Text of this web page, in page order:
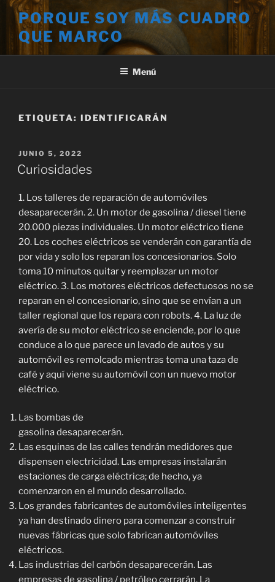
Saltar
contenido
PORQUE SOY MÁS CUADRO
QUE MARCO
Menú
ETIQUETA: IDENTIFICARÁN
PUBLICADO
EL
JUNIO 5, 2022
Curiosidades
1. Los talleres de reparación de automóviles
desaparecerán. 2. Un motor de gasolina / diesel tiene
20.000 piezas individuales. Un motor eléctrico tiene
20. Los coches eléctricos se venderán con garantía de
por vida y solo los reparan los concesionarios. Solo
toma 10 minutos quitar y reemplazar un motor
eléctrico. 3. Los motores eléctricos defectuosos no se
reparan en el concesionario, sino que se envían a un
taller regional que los repara con robots. 4. La luz de
avería de su motor eléctrico se enciende, por lo que
conduce a lo que parece un lavado de autos y su
automóvil es remolcado mientras toma una taza de
café y aquí viene su automóvil con un nuevo motor
eléctrico.
Las bombas de
gasolina desaparecerán.
Las esquinas de las calles tendrán medidores que
dispensen electricidad. Las empresas instalarán
estaciones de carga eléctrica; de hecho, ya
comenzaron en el mundo desarrollado.
Los grandes fabricantes de automóviles inteligentes
ya han destinado dinero para comenzar a construir
nuevas fábricas que solo fabrican automóviles
eléctricos.
Las industrias del carbón desaparecerán. Las
empresas de gasolina / petróleo cerrarán. La